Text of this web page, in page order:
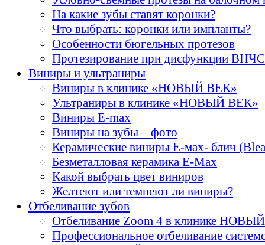
На какие зубы ставят коронки?
Что выбрать: коронки или импланты?
Особенности бюгельных протезов
Протезирование при дисфункции ВНЧС
Виниры и ультраниры
Виниры в клинике «НОВЫЙ ВЕК»
Ультраниры в клинике «НОВЫЙ ВЕК»
Виниры E-max
Виниры на зубы – фото
Керамические виниры E-мах- блич
Безметалловая керамика E-Max
Какой выбрать цвет виниров
Желтеют или темнеют ли виниры?
Отбеливание зубов
Отбеливание Zoom 4 в клинике
Профессиональное отбеливание